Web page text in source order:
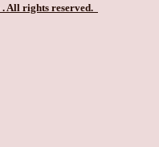
. All rights reserved.